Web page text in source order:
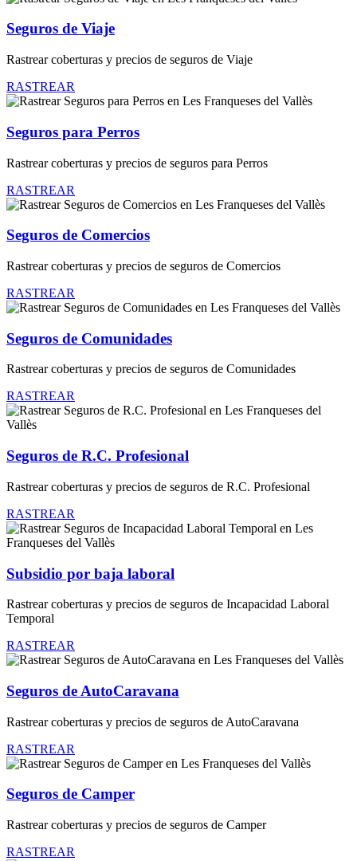
Seguros de Viaje
Rastrear coberturas y precios de seguros de Viaje
RASTREAR
Seguros para Perros
Rastrear coberturas y precios de seguros para Perros
RASTREAR
Seguros de Comercios
Rastrear coberturas y precios de seguros de Comercios
RASTREAR
Seguros de Comunidades
Rastrear coberturas y precios de seguros de Comunidades
RASTREAR
Seguros de R.C. Profesional
Rastrear coberturas y precios de seguros de R.C. Profesional
RASTREAR
Subsidio por baja laboral
Rastrear coberturas y precios de seguros de Incapacidad Laboral
Temporal
RASTREAR
Seguros de AutoCaravana
Rastrear coberturas y precios de seguros de AutoCaravana
RASTREAR
Seguros de Camper
Rastrear coberturas y precios de seguros de Camper
RASTREAR